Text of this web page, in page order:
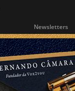
Newsletters